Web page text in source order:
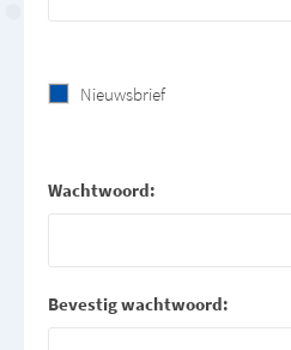
Nieuwsbrief
Wachtwoord:
Bevestig wachtwoord: